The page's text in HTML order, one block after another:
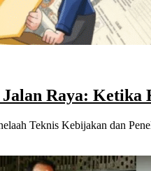
Jalan Raya:
Teknis Kebijakan dan